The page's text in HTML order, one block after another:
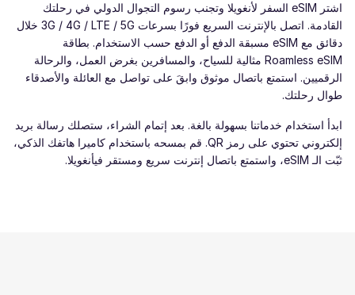
اشتر eSIM السفر لأنغويلا وتجنب رسوم التجوال الدولي في رحلتك
القادمة. اتصل بالإنترنت السريع فورًا بسرعات ‎3G / 4G / LTE / 5G‎ خلال
دقائق مع eSIM مسبقة الدفع أو الدفع حسب الاستخدام. بطاقة
Roamless eSIM مثالية للسياح، والمسافرين بغرض العمل، والرحالة
الرقميين. استمتع باتصال موثوق وابقَ على تواصل مع العائلة والأصدقاء
طوال رحلتك.
ابدأ استخدام خدماتنا بسهولة بالغة. بعد إتمام الشراء، ستصلك رسالة بريد
إلكتروني تحتوي على رمز QR. قم بمسحه باستخدام كاميرا هاتفك الذكي،
ثبّت الـ eSIM، واستمتع باتصال إنترنت سريع ومستقر فيأنغويلا.